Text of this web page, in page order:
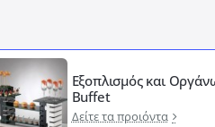
Εξοπλισμός και
Buffet
Δείτε τα προιόντα